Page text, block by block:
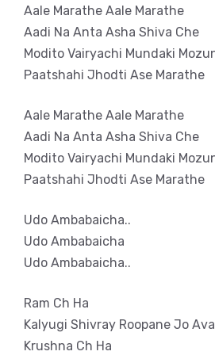
Aale Marathe Aale Marathe
Aadi Na Anta Asha Shiva Che
Modito Vairyachi Mundaki
Paatshahi Jhodti Ase Marathe
Aale Marathe Aale Marathe
Aadi Na Anta Asha Shiva Che
Modito Vairyachi Mundaki
Paatshahi Jhodti Ase Marathe
Udo Ambabaicha..
Udo Ambabaicha
Udo Ambabaicha..
Ram Ch Ha
Kalyugi Shivray Roopane Jo
Krushna Ch Ha